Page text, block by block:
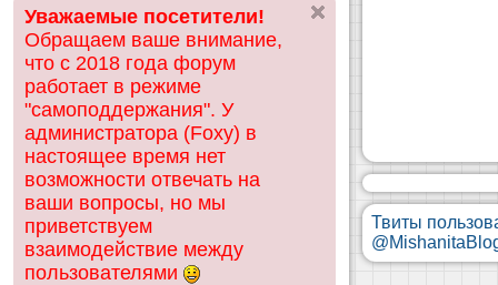
ск
Уважаемые посетители!
Обращаем ваше внимание,
что с 2018 года форум
работает в режиме
"самоподдержания". У
администратора (Foxy) в
настоящее время нет
возможности отвечать на
ваши вопросы, но мы
приветствуем
взаимодействие между
пользователями
Твиты